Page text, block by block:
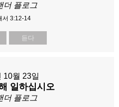
더 플로그
서 3:12-14
듣다
10월 23일
일하십시오
더 플로그